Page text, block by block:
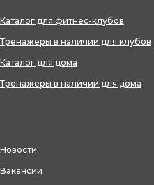
Каталог для фитнес-клубов
Тренажеры в наличии для клубов
Каталог для дома
Тренажеры в наличии для дома
Новости
Вакансии